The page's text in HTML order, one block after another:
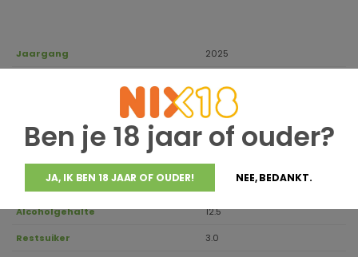
Ben je 18 jaar of ouder?
JA, IK BEN 18 JAAR OF OUDER! NEE, BEDANKT.
Jaargang 2025
Grenache, Cinsault, Syrah
Regio Côtes de Provence
Inhoud
Alcoholgehalte 12.5
Restsuiker 3.0